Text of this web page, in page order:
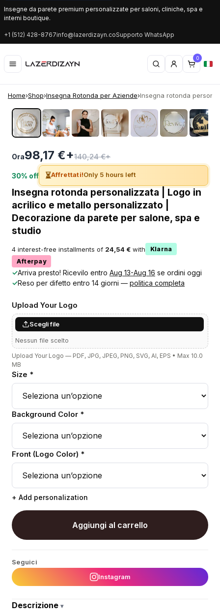
Insegne da parete premium personalizzate per saloni, cliniche, spa e
interni boutique.
+1 (512) 428-8767info@lazerdizayn.coSupporto WhatsApp
0
Home›Shop›Insegna Rotonda per Aziende›Insegna rotonda
‹ ›
Ora98,17 €+140,24 €+
30% off ⏳Affrettati!Only 5 hours left
Insegna rotonda personalizzata | Logo in
acrilico e metallo personalizzato |
Decorazione da parete per salone, spa e
studio
4 interest-free installments of 24,54 € with
Klarna
Afterpay
✓Arriva presto! Ricevilo entro Aug 13-Aug 16 se ordini oggi
✓Reso per difetto entro 14 giorni — politica completa
Upload Your Logo
Scegli file
Nessun file scelto
Upload Your Logo — PDF, JPG, JPEG, PNG, SVG, AI, EPS • Max 10.0
MB
Size *
Background Color *
Front (Logo Color) *
+ Add personalization
Aggiungi al carrello
Seguici
Instagram
Descrizione ▾